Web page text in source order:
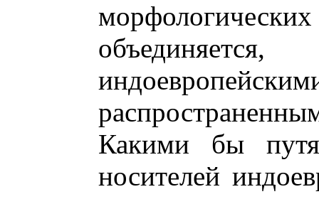
Какими бы
носителей